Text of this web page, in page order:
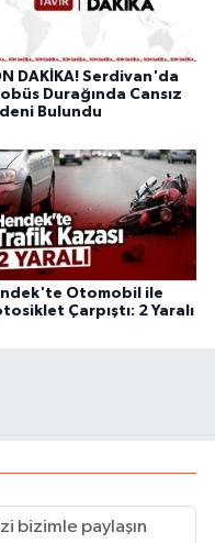
DAKİKA! Serdivan'da
Durağında Cansız
Bulundu
Otomobil ile
Çarpıştı: 2 Yaralı